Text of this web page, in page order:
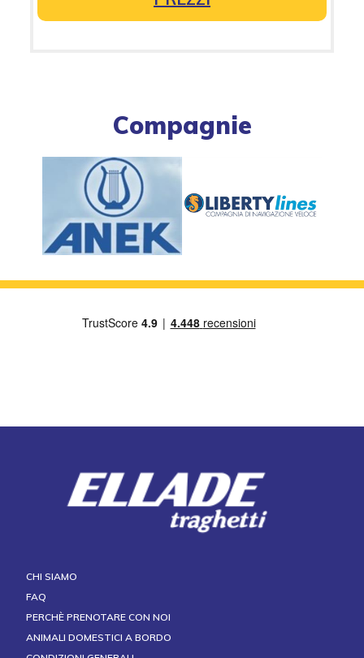
Compagnie
CHI SIAMO
FAQ
PERCHÈ PRENOTARE CON NOI
ANIMALI DOMESTICI A BORDO